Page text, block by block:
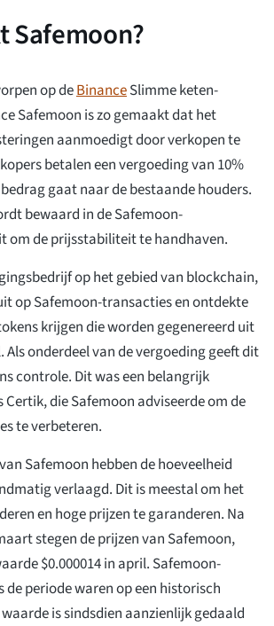
Safemoon?
op deBinanceSlimme keten-
Safemoon is zo gemaakt dat het
aanmoedigt door verkopen te
betalen een vergoeding van 10%
gaat naar de bestaande houders.
bewaard in de Safemoon-
om de prijsstabiliteit te handhaven.
op het gebied van blockchain,
op Safemoon-transacties en ontdekte
krijgen die worden gegenereerd uit
onderdeel van de vergoeding geeft dit
controle. Dit was een belangrijk
die Safemoon adviseerde om de
te verbeteren.
Safemoon hebben de hoeveelheid
verlaagd. Dit is meestal om het
en hoge prijzen te garanderen. Na
stegen de prijzen van Safemoon,
$0.000014 in april. Safemoon-
periode waren op een historisch
is sindsdien aanzienlijk gedaald